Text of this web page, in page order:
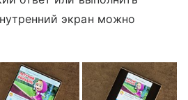
экран можно